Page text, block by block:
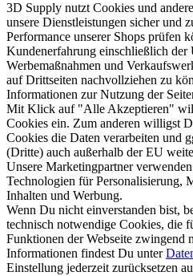
3D Supply nutzt Cookies und
unsere Dienstleistungen sicher und
Performance unserer Shops prüfen
Kundenerfahrung einschließlich der
Werbemaßnahmen und
auf Drittseiten nachvollziehen zu
Informationen zur Nutzung der
Mit Klick auf "Alle Akzeptieren"
Cookies ein. Zum anderen willigst
Cookies die Daten verarbeiten und
(Dritte) auch außerhalb der EU
Unsere Marketingpartner
Technologien für Personalisierung,
Inhalten und Werbung.
Wenn Du nicht einverstanden bist,
technisch notwendige Cookies, die
Funktionen der Webseite zwingend
Informationen findest Du unter
Einstellung jederzeit zurücksetzen